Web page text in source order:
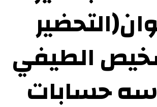
الطيفي
حسابات